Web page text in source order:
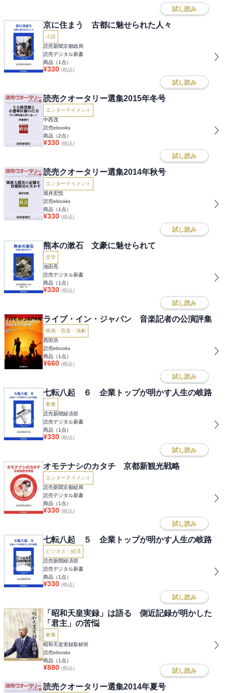
試し読み
京に住まう 古都に魅せられた人々
小説
読売新聞京都総局
読売デジタル新書
商品（1 点）
¥330 (税込)
試し読み
読売クオータリー選集2015年冬号
エンターテイメント
中西茂
読売ebooks
商品（2点）
¥330 (税込)
試し読み
読売クオータリー選集2014年秋号
エンターテイメント
堀井宏悦
読売ebooks
商品（1 点）
¥330 (税込)
試し読み
熊本の漱石 文豪に魅せられて
文学
池田亮
読売デジタル新書
商品（1 点）
¥330 (税込)
試し読み
ライブ・イン・ジャパン 音楽記者の公演評集
映画・音楽・演劇
西田浩
読売ebooks
商品（1 点）
¥660 (税込)
試し読み
七転八起 ６ 企業トップが明かす人生の岐路
教養
読売新聞経済部
読売デジタル新書
商品（1 点）
¥330 (税込)
試し読み
オモテナシのカタチ 京都新観光戦略
エンターテイメント
読売新聞京都総局
読売デジタル新書
商品（1 点）
¥330 (税込)
試し読み
七転八起 ５ 企業トップが明かす人生の岐路
ビジネス・経済
読売新聞経済部
読売デジタル新書
商品（1 点）
¥330 (税込)
試し読み
「昭和天皇実録」は語る 側近記録が明かした
「君主」の苦悩
教養
昭和天皇実録取材班
読売ebooks
商品（1 点）
¥880 (税込) 試し読み
読売クオータリー選集2014年夏号